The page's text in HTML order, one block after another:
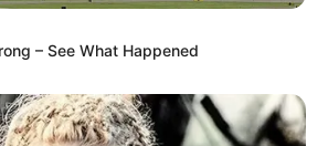
juga semakin dekat dan tumbuh benih-
Du Di
– See What Happened